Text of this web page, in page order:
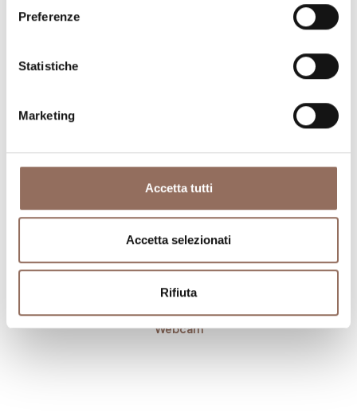
Preferenze
Statistiche
Marketing
Accetta tutti
Accetta selezionati
Rifiuta
Operatori
Incoming
Meteo e
Webcam